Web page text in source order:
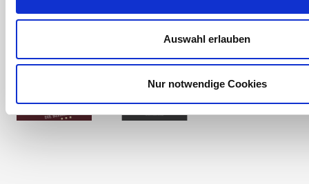
Auswahl erlauben
Nur notwendige Cookies